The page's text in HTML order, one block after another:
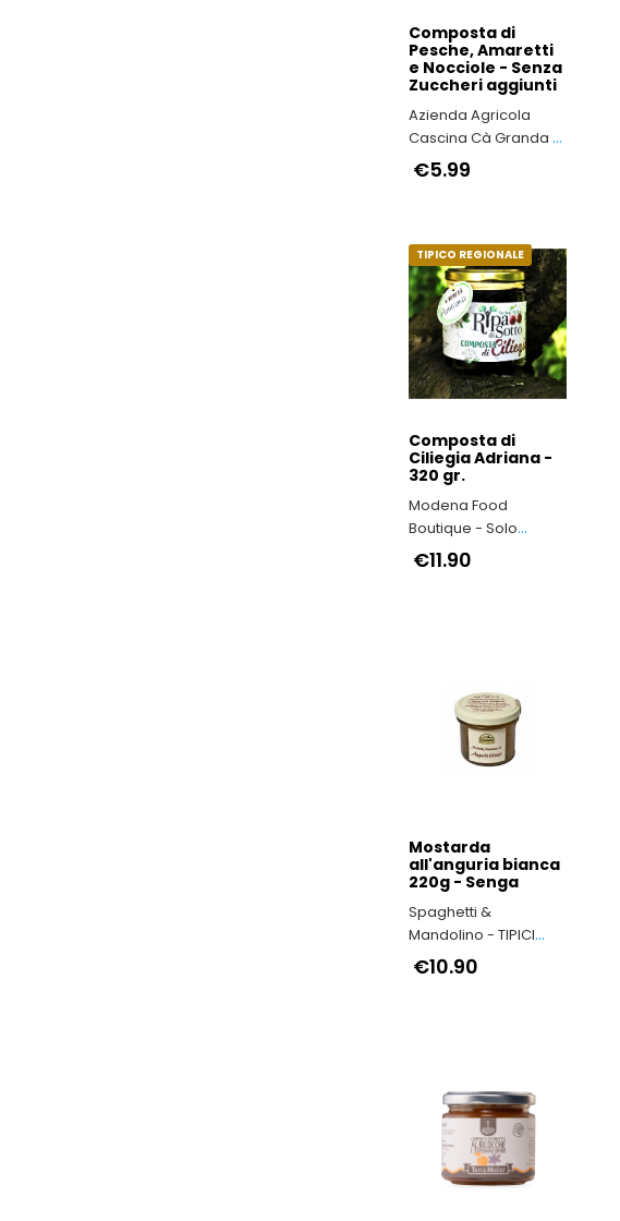
Composta di
Pesche, Amaretti
e Nocciole - Senza
Zuccheri aggiunti
Azienda Agricola
Cascina Cà Granda -
Nocciola Piemonte
IGP il vero made in
€5.99
TIPICO REGIONALE
Composta di
Ciliegia Adriana -
320 gr.
Modena Food
Boutique - Solo
Prodotti Tipici della
Provincia di Modena
€11.90
Mostarda
all'anguria bianca
220g - Senga
Spaghetti &
Mandolino - TIPICI
ITALIANI
€10.90